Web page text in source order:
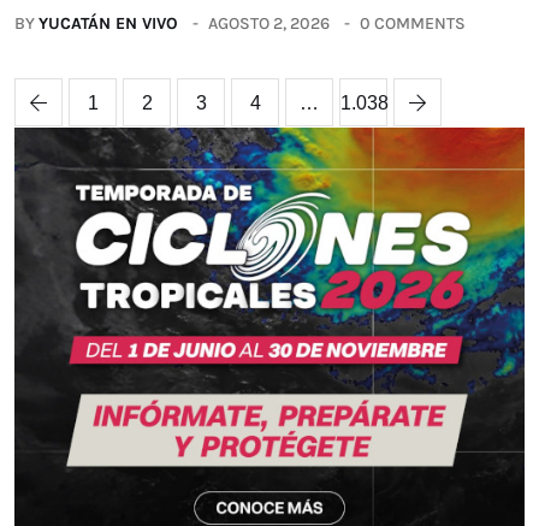
BYYUCATÁN EN VIVO AGOSTO 2, 2026 0 COMMENTS
1 2 3 4 … 1.038